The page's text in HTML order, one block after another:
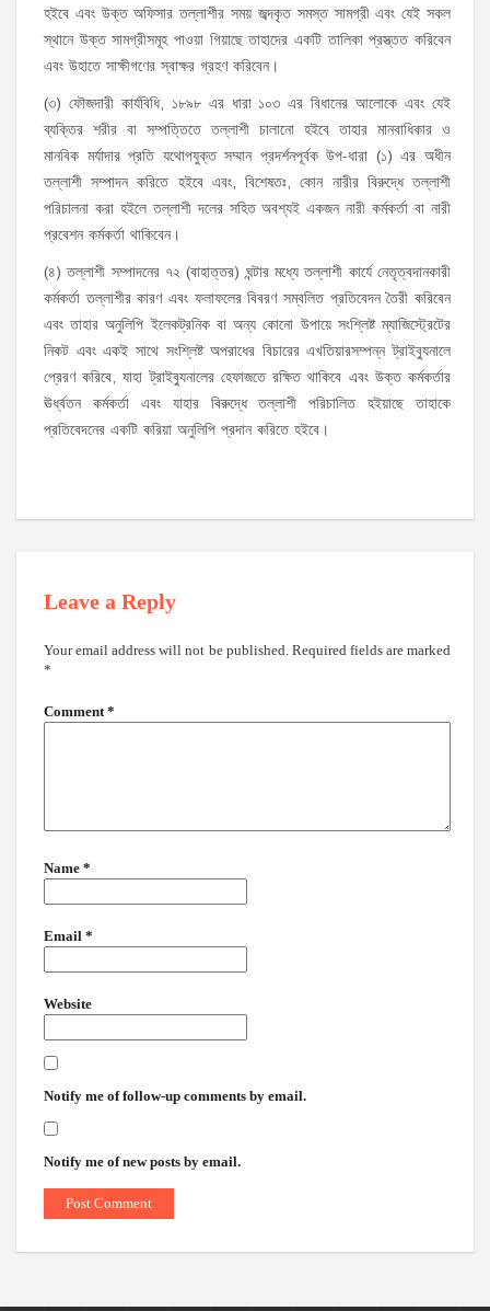
হইবে এবং উক্ত অফিসার তল্লাশীর সময় জব্দকৃত সমস্ত সামগ্রী এবং যেই সকল
স্থানে উক্ত সামগ্রীসমূহ পাওয়া গিয়াছে তাহাদের একটি তালিকা প্রস্ত্তত করিবেন
এবং উহাতে সাক্ষীগণের স্বাক্ষর গ্রহণ করিবেন।
(৩) ফৌজদারী কার্যবিধি, ১৮৯৮ এর ধারা ১০৩ এর বিধানের আলোকে এবং যেই
ব্যক্তির শরীর বা সম্পত্তিতে তল্লাশী চালানো হইবে তাহার মানবাধিকার ও
মানবিক মর্যাদার প্রতি যথোপযুক্ত সম্মান প্রদর্শনপূর্বক উপ-ধারা (১) এর অধীন
তল্লাশী সম্পাদন করিতে হইবে এবং, বিশেষতঃ, কোন নারীর বিরুদ্ধে তল্লাশী
পরিচালনা করা হইলে তল্লাশী দলের সহিত অবশ্যই একজন নারী কর্মকর্তা বা নারী
প্রবেশন কর্মকর্তা থাকিবেন।
(৪) তল্লাশী সম্পাদনের ৭২ (বাহাত্তর) ঘন্টার মধ্যে তল্লাশী কার্যে নেতৃত্বদানকারী
কর্মকর্তা তল্লাশীর কারণ এবং ফলাফলের বিবরণ সম্বলিত প্রতিবেদন তৈরী করিবেন
এবং তাহার অনুলিপি ইলেকট্রনিক বা অন্য কোনো উপায়ে সংশ্লিষ্ট ম্যাজিস্ট্রেটের
নিকট এবং একই সাথে সংশ্লিষ্ট অপরাধের বিচারের এখতিয়ারসম্পন্ন ট্রাইব্যুনালে
প্রেরণ করিবে, যাহা ট্রাইব্যুনালের হেফাজতে রক্ষিত থাকিবে এবং উক্ত কর্মকর্তার
ঊর্ধ্বতন কর্মকর্তা এবং যাহার বিরুদ্ধে তল্লাশী পরিচালিত হইয়াছে তাহাকে
প্রতিবেদনের একটি করিয়া অনুলিপি প্রদান করিতে হইবে।
Leave a Reply
Your email address will not be published. Required fields are marked
*
Comment *
Name *
Email *
Website
Notify me of follow-up comments by email.
Notify me of new posts by email.